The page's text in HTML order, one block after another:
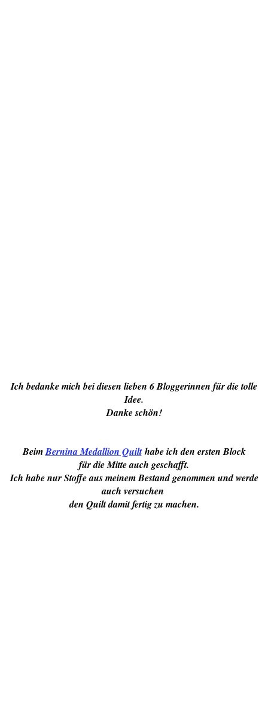
Ich bedanke mich bei diesen lieben 6 Bloggerinnen für die tolle
Idee.
Danke schön!
BeimBernina Medallion Quilthabe ich den ersten Block
für die Mitte auch geschafft.
Ich habe nur Stoffe aus meinem Bestand genommen und werde
auch versuchen
den Quilt damit fertig zu machen.